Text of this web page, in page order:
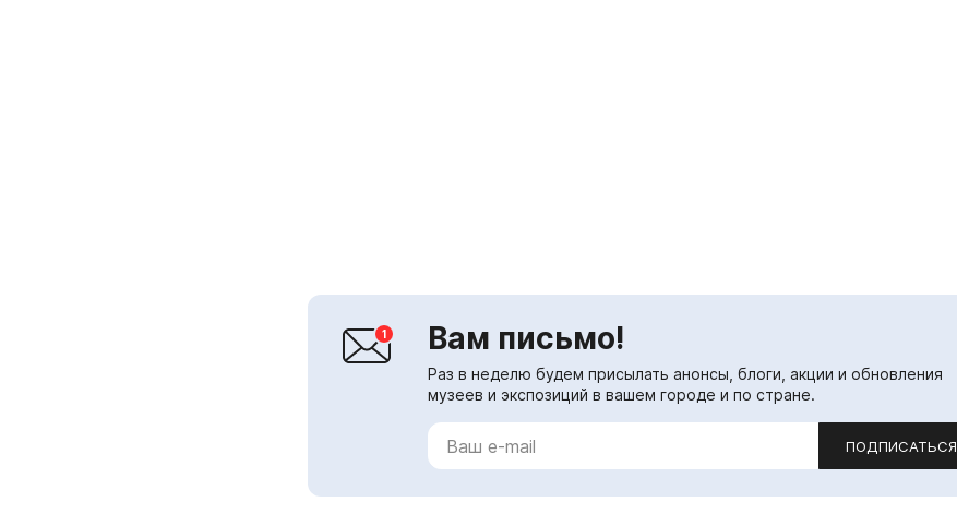
Вам письмо!
Раз в неделю будем присылать анонсы, блоги, акции и обновления
музеев и экспозиций в вашем городе и по стране.
ПОДПИСАТЬСЯ